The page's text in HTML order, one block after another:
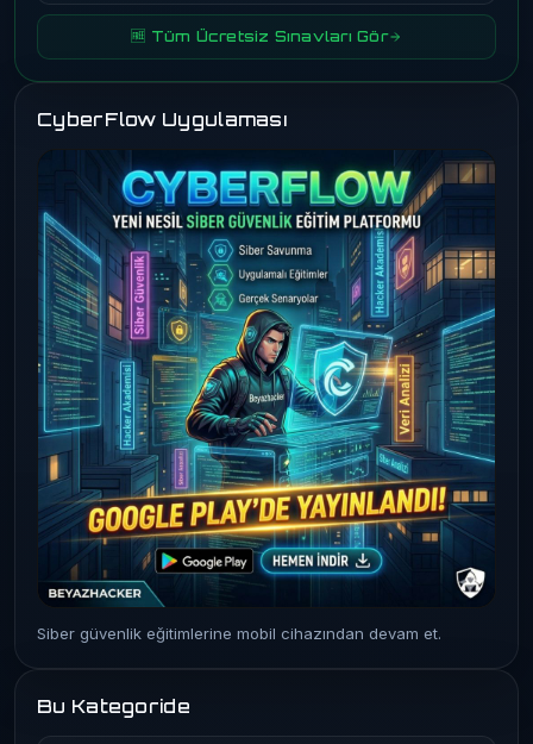
🆓 Tüm Ücretsiz Sınavları Gör
CyberFlow Uygulaması
Siber güvenlik eğitimlerine mobil cihazından devam et.
Bu Kategoride